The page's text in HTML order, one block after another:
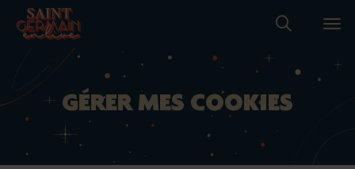
Accueil Recherche
GÉRER MES COOKIES